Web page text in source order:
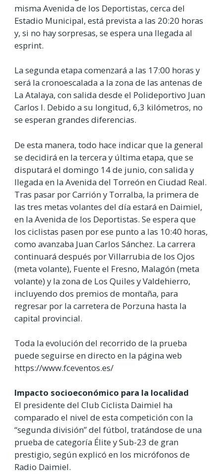
misma Avenida de los Deportistas, cerca del
Estadio Municipal, está prevista a las 20:20 horas
y, si no hay sorpresas, se espera una llegada al
esprint.
La segunda etapa comenzará a las 17:00 horas y
será la cronoescalada a la zona de las antenas de
La Atalaya, con salida desde el Polideportivo Juan
Carlos I. Debido a su longitud, 6,3 kilómetros, no
se esperan grandes diferencias.
De esta manera, todo hace indicar que la general
se decidirá en la tercera y última etapa, que se
disputará el domingo 14 de junio, con salida y
llegada en la Avenida del Torreón en Ciudad Real.
Tras pasar por Carrión y Torralba, la primera de
las tres metas volantes del día estará en Daimiel,
en la Avenida de los Deportistas. Se espera que
los ciclistas pasen por ese punto a las 10:40 horas,
como avanzaba Juan Carlos Sánchez. La carrera
continuará después por Villarrubia de los Ojos
(meta volante), Fuente el Fresno, Malagón (meta
volante) y la zona de Los Quiles y Valdehierro,
incluyendo dos premios de montaña, para
regresar por la carretera de Porzuna hasta la
capital provincial.
Toda la evolución del recorrido de la prueba
puede seguirse en directo en la página web
https://www.fceventos.es/
Impacto socioeconómico para la localidad
El presidente del Club Ciclista Daimiel ha
comparado el nivel de esta competición con la
“segunda división” del fútbol, tratándose de una
prueba de categoría Élite y Sub-23 de gran
prestigio, según explicó en los micrófonos de
Radio Daimiel.